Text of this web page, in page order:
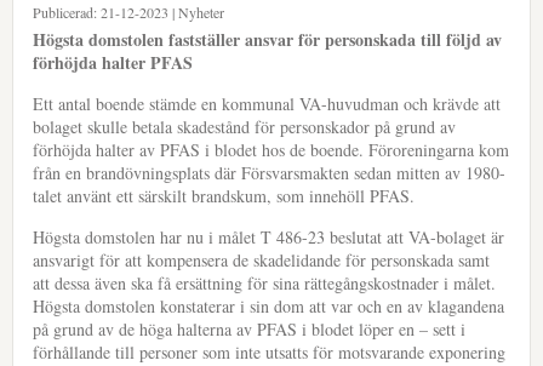
Publicerad:21-12-2023 |Nyheter
Högsta domstolen fastställer ansvar för personskada till följd av
förhöjda halter PFAS
Ett antal boende stämde en kommunal VA-huvudman och krävde att
bolaget skulle betala skadestånd för personskador på grund av
förhöjda halter av PFAS i blodet hos de boende. Föroreningarna kom
från en brandövningsplats där Försvarsmakten sedan mitten av 1980-
talet använt ett särskilt brandskum, som innehöll PFAS.
Högsta domstolen har nu i målet T 486-23 beslutat att VA-bolaget är
ansvarigt för att kompensera de skadelidande för personskada samt
att dessa även ska få ersättning för sina rättegångskostnader i målet.
Högsta domstolen konstaterar i sin dom att var och en av klagandena
på grund av de höga halterna av PFAS i blodet löper en – sett i
förhållande till personer som inte utsatts för motsvarande exponering